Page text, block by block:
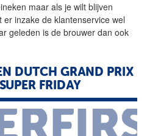
maar als je wilt blijven
inzake de klantenservice wel
geleden is de brouwer dan ook
DUTCH GRAND PRIX
FRIDAY